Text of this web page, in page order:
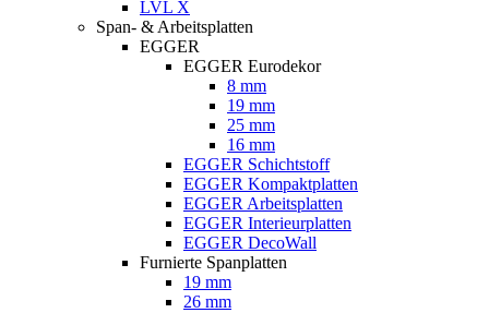
LVL X
Span- & Arbeitsplatten
EGGER
EGGER Eurodekor
8 mm
19 mm
25 mm
16 mm
EGGER Schichtstoff
EGGER Kompaktplatten
EGGER Arbeitsplatten
EGGER Interieurplatten
EGGER DecoWall
Furnierte Spanplatten
19 mm
26 mm